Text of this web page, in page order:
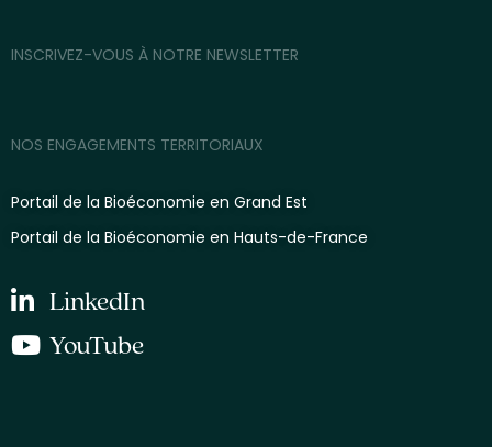
INSCRIVEZ-VOUS À NOTRE NEWSLETTER
NOS ENGAGEMENTS TERRITORIAUX
Portail de la Bioéconomie en Grand Est
Portail de la Bioéconomie en Hauts-de-France
LinkedIn
YouTube